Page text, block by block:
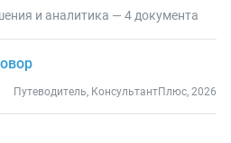
и аналитика — 4 документа
Путеводитель, КонсультантПлюс, 2026